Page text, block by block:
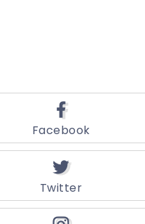
Facebook
Twitter